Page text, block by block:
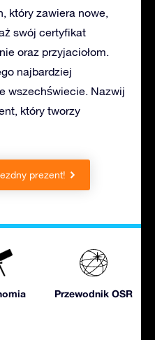
który zawiera nowe,
swój certyfikat
oraz przyjaciołom.
najbardziej
wszechświecie. Nazwij
który tworzy
prezent!
Przewodnik OSR